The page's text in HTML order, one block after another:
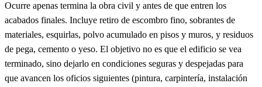
Ocurre apenas termina la obra civil y antes de que entren los
acabados finales. Incluye retiro de escombro fino, sobrantes de
materiales, esquirlas, polvo acumulado en pisos y muros, y residuos
de pega, cemento o yeso. El objetivo no es que el edificio se vea
terminado, sino dejarlo en condiciones seguras y despejadas para
que avancen los oficios siguientes (pintura, carpintería, instalación